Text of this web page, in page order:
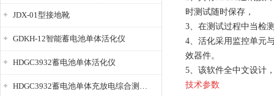
JDX-01型接地靴
GDKH-12智能蓄电池单体活化仪
HDGC3932蓄电池单体活化仪
HDGC3932蓄电池单体充放电综合测试仪
时测试随时保存，
3、在测试过程中当检
4、活化采用监控单元
效器件。
5、该软件全中文设计
技术参数